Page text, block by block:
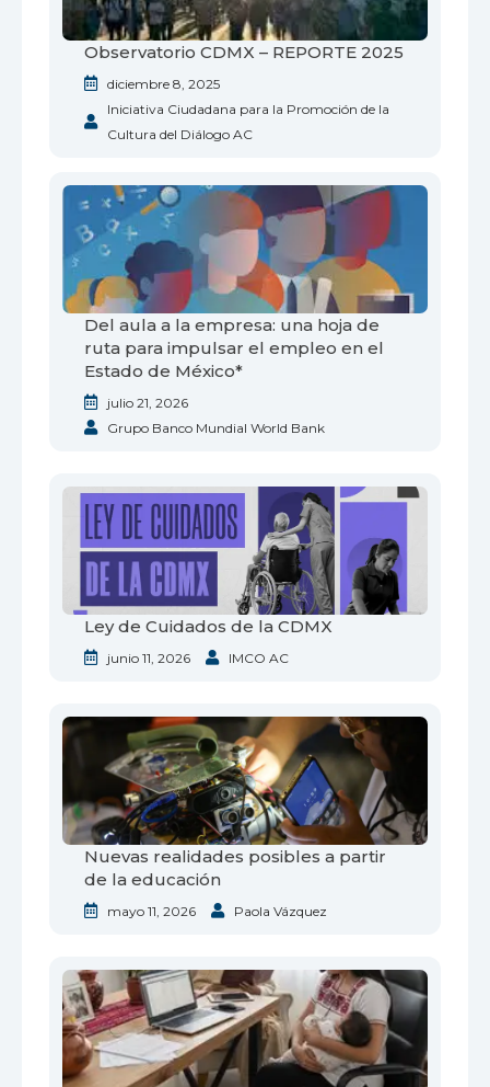
Observatorio CDMX – REPORTE 2025
diciembre 8, 2025
Iniciativa Ciudadana para la Promoción de la
Cultura del Diálogo AC
Del aula a la empresa: una hoja de
ruta para impulsar el empleo en el
Estado de México*
julio 21, 2026
Grupo Banco Mundial World Bank
Ley de Cuidados de la CDMX
junio 11, 2026 IMCO AC
Nuevas realidades posibles a partir
de la educación
mayo 11, 2026 Paola Vázquez